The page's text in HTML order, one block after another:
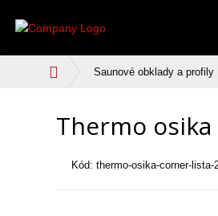
d
n
Saunové obklady a profily
Thermo
Kód: thermo-osika-corner-lista-